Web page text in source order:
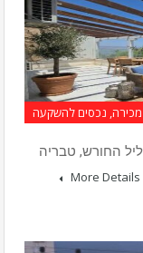
מכירה, נכסים להשקעה
More Details